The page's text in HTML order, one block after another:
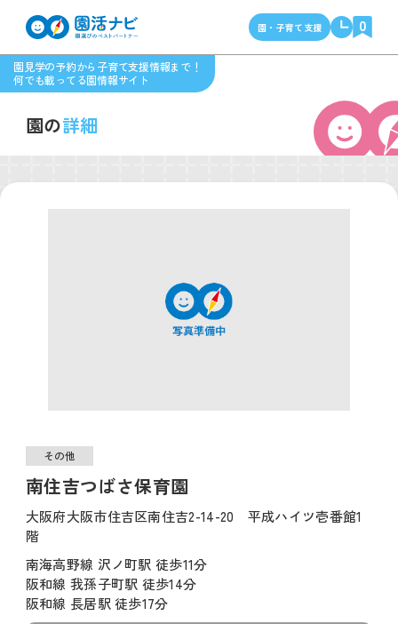
園見学の予約から子育て支援情報まで！
何でも載ってる園情報サイト
園・子育て支援 0
園の詳細
南住吉つばさ保育園
その他
大阪府大阪市住吉区南住吉2-14-20 平成ハイツ壱番館1
階
南海高野線 沢ノ町駅 徒歩11分
阪和線 我孫子町駅 徒歩14分
阪和線 長居駅 徒歩17分